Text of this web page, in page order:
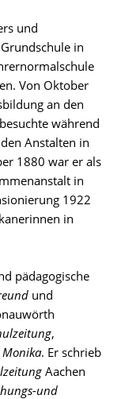
und
in
Von Oktober
an den
während
Anstalten in
1880 war er als
in
1922
in
pädagogische
und
,
Monika. Er schrieb
Aachen
und